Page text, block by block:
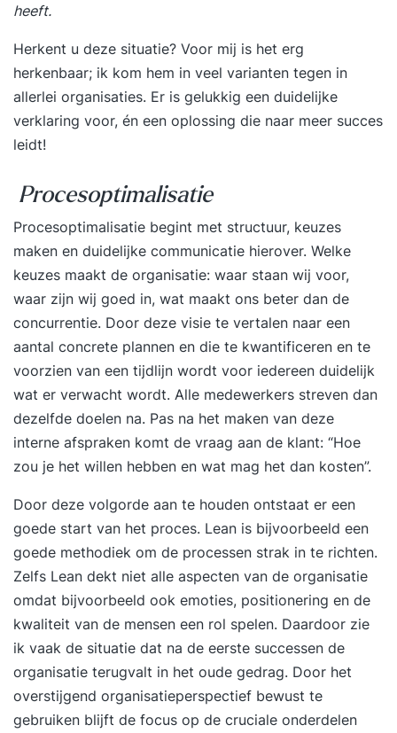
heeft.
Herkent u deze situatie? Voor mij is het erg
herkenbaar; ik kom hem in veel varianten tegen in
allerlei organisaties. Er is gelukkig een duidelijke
verklaring voor, én een oplossing die naar meer succes
leidt!
Procesoptimalisatie
Procesoptimalisatie begint met structuur, keuzes
maken en duidelijke communicatie hierover. Welke
keuzes maakt de organisatie: waar staan wij voor,
waar zijn wij goed in, wat maakt ons beter dan de
concurrentie. Door deze visie te vertalen naar een
aantal concrete plannen en die te kwantificeren en te
voorzien van een tijdlijn wordt voor iedereen duidelijk
wat er verwacht wordt. Alle medewerkers streven dan
dezelfde doelen na. Pas na het maken van deze
interne afspraken komt de vraag aan de klant: “Hoe
zou je het willen hebben en wat mag het dan kosten”.
Door deze volgorde aan te houden ontstaat er een
goede start van het proces. Lean is bijvoorbeeld een
goede methodiek om de processen strak in te richten.
Zelfs Lean dekt niet alle aspecten van de organisatie
omdat bijvoorbeeld ook emoties, positionering en de
kwaliteit van de mensen een rol spelen. Daardoor zie
ik vaak de situatie dat na de eerste successen de
organisatie terugvalt in het oude gedrag. Door het
overstijgend organisatieperspectief bewust te
gebruiken blijft de focus op de cruciale onderdelen